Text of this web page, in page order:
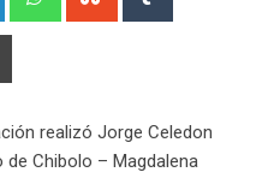
realizó Jorge Celedon
Chibolo – Magdalena